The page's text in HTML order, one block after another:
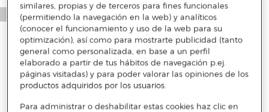
similares, propias y de terceros para fines funcionales
(permitiendo la navegación en la web) y analíticos
(conocer el funcionamiento y uso de la web para su
optimización), así como para mostrarte publicidad (tanto
general como personalizada, en base a un perfil
elaborado a partir de tus hábitos de navegación p.ej.
páginas visitadas) y para poder valorar las opiniones de los
productos adquiridos por los usuarios.
Para administrar o deshabilitar estas cookies haz clic en